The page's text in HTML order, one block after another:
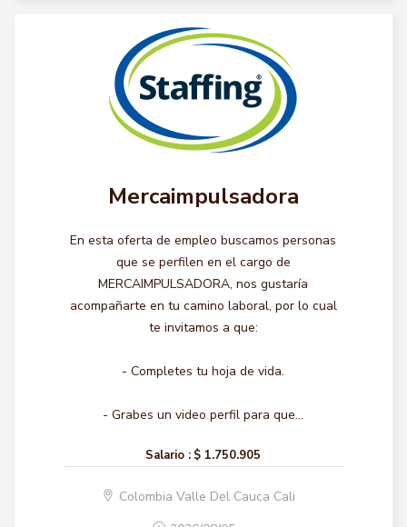
Mercaimpulsadora
En esta oferta de empleo buscamos personas
que se perfilen en el cargo de
MERCAIMPULSADORA, nos gustaría
acompañarte en tu camino laboral, por lo cual
te invitamos a que:
- Completes tu hoja de vida.
- Grabes un video perfil para que...
Salario : $ 1.750.905
Colombia Valle Del Cauca Cali